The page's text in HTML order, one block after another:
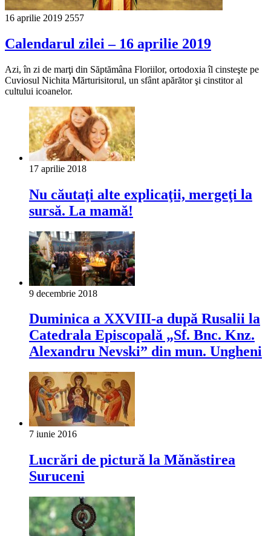
16 aprilie 2019 2557
Calendarul zilei – 16 aprilie 2019
Azi, în zi de marţi din Săptămâna Floriilor, ortodoxia îl cinsteşte pe
Cuviosul Nichita Mărturisitorul, un sfânt apărător şi cinstitor al
cultului icoanelor.
17 aprilie 2018
Nu căutaţi alte explicaţii, mergeţi la
sursă. La mamă!
9 decembrie 2018
Duminica a XXVIII-a după Rusalii la
Catedrala Episcopală „Sf. Bnc. Knz.
Alexandru Nevski” din mun. Ungheni
7 iunie 2016
Lucrări de pictură la Mănăstirea
Suruceni